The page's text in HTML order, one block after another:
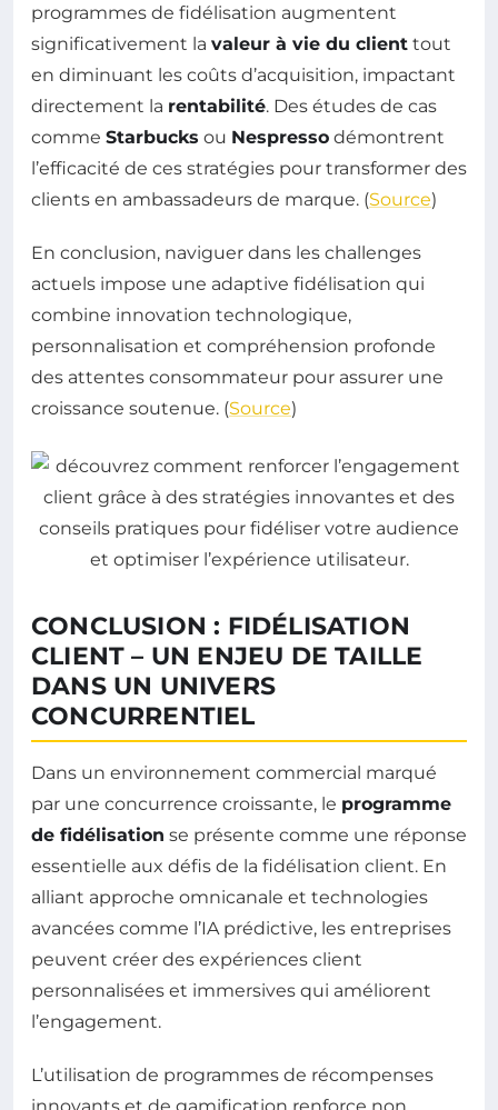
programmes de fidélisation augmentent
significativement la valeur à vie du client tout
en diminuant les coûts d’acquisition, impactant
directement la rentabilité. Des études de cas
comme Starbucks ou Nespresso démontrent
l’efficacité de ces stratégies pour transformer des
clients en ambassadeurs de marque. (Source)
En conclusion, naviguer dans les challenges
actuels impose une adaptive fidélisation qui
combine innovation technologique,
personnalisation et compréhension profonde
des attentes consommateur pour assurer une
croissance soutenue. (Source)
CONCLUSION : FIDÉLISATION
CLIENT – UN ENJEU DE TAILLE
DANS UN UNIVERS
CONCURRENTIEL
Dans un environnement commercial marqué
par une concurrence croissante, le programme
de fidélisation se présente comme une réponse
essentielle aux défis de la fidélisation client. En
alliant approche omnicanale et technologies
avancées comme l’IA prédictive, les entreprises
peuvent créer des expériences client
personnalisées et immersives qui améliorent
l’engagement.
L’utilisation de programmes de récompenses
innovants et de gamification renforce non